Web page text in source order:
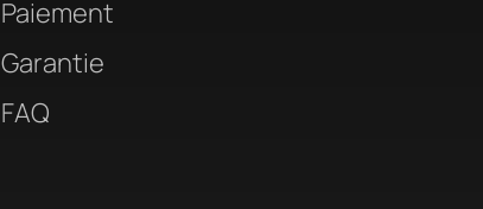
Paiement
Garantie
FAQ